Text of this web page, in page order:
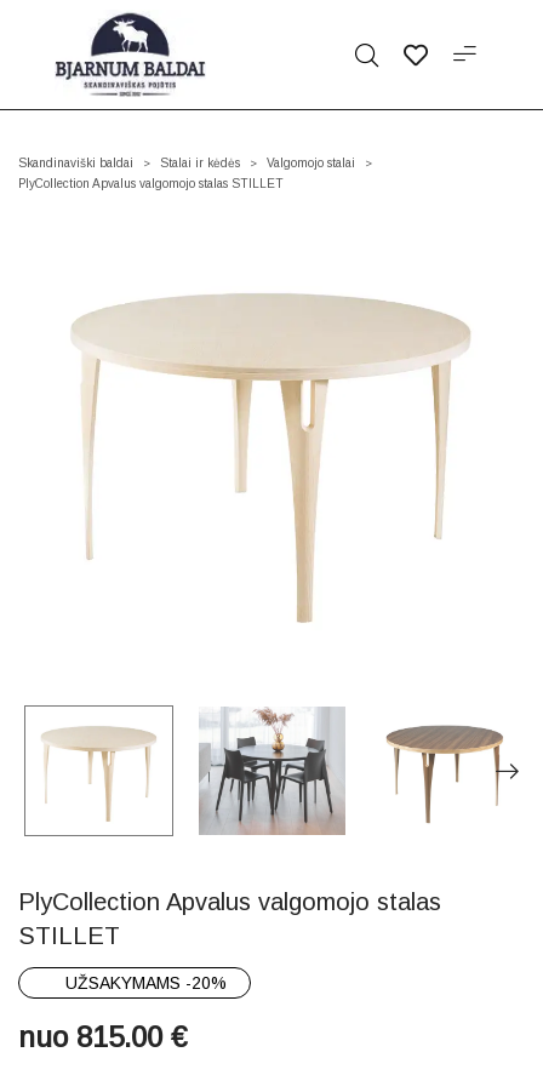
Skandinaviški baldai > Stalai ir kėdės > Valgomojo stalai >
PlyCollection Apvalus valgomojo stalas STILLET
PlyCollection Apvalus valgomojo stalas
STILLET
UŽSAKYMAMS -20%
nuo 815.00 €